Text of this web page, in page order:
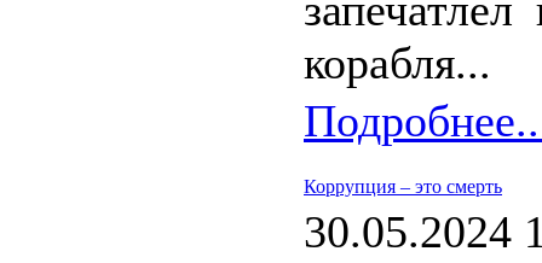
корабля...
Коррупция – это смерть
30.05.2024